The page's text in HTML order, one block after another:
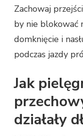
Zachowaj
by nie blokować
domknięcie i
podczas jazdy
Jak
działały